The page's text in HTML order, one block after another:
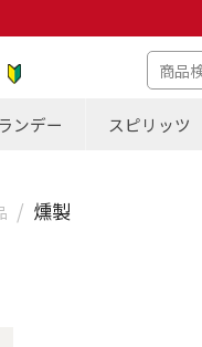
ンデー スピリッツ
/ 燻製